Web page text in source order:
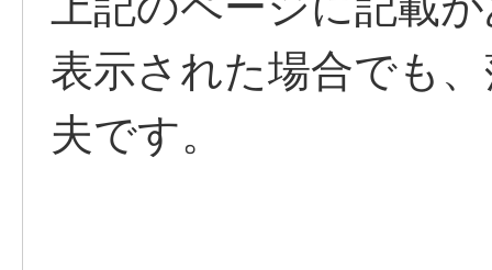
表示された場合でも
夫です。